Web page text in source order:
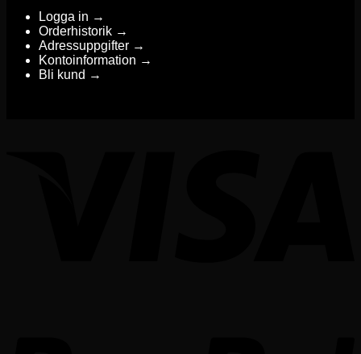
Logga in →
Orderhistorik →
Adressuppgifter →
Kontoinformation →
Bli kund →